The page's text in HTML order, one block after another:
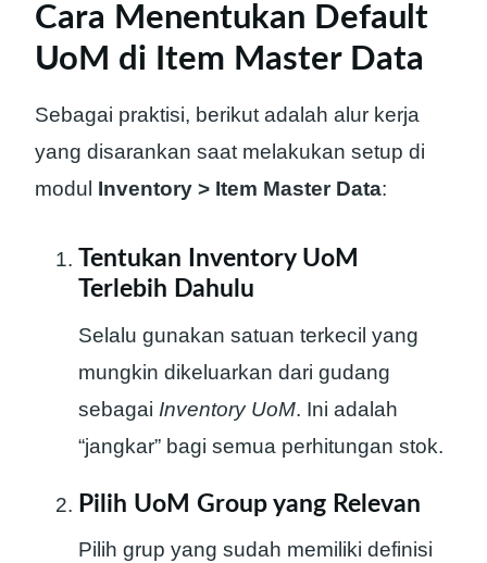
Cara Menentukan Default
UoM di Item Master Data
Sebagai praktisi, berikut adalah alur kerja
yang disarankan saat melakukan setup di
modul Inventory > Item Master Data:
Tentukan Inventory UoM
Terlebih Dahulu
Selalu gunakan satuan terkecil yang
mungkin dikeluarkan dari gudang
sebagai Inventory UoM. Ini adalah
“jangkar” bagi semua perhitungan stok.
Pilih UoM Group yang Relevan
Pilih grup yang sudah memiliki definisi